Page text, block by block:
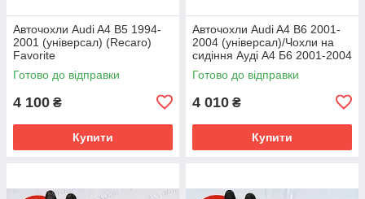
Авточохли Audi A4 B5 1994-
2001 (універсал) (Recaro)
Favorite
Готово до відправки
4 100 ₴
Купити
Авточохли Audi A4 B6 2001-
2004 (універсал)/Чохли на
сидіння Ауді А4 Б6 2001-2004
(універсал) Favorite
Готово до відправки
4 010 ₴
Купити